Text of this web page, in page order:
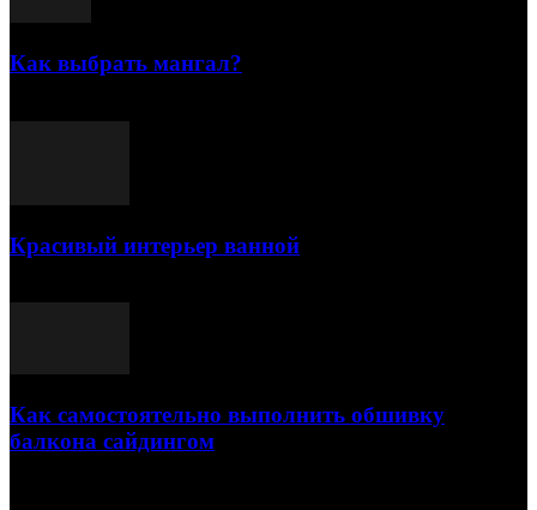
Как выбрать мангал?
Красивый интерьер ванной
Как самостоятельно выполнить обшивку
балкона сайдингом